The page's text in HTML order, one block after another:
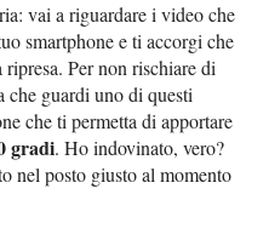
vai a riguardare i video che
smartphone e ti accorgi che
Per non rischiare di
guardi uno di questi
che ti permetta di apportare
gradi. Ho indovinato, vero?
nel posto giusto al momento